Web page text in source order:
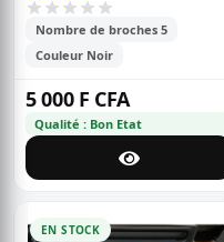
Nombre de broches 5
Couleur Noir
5 000 F CFA
Qualité : Bon Etat
EN STOCK